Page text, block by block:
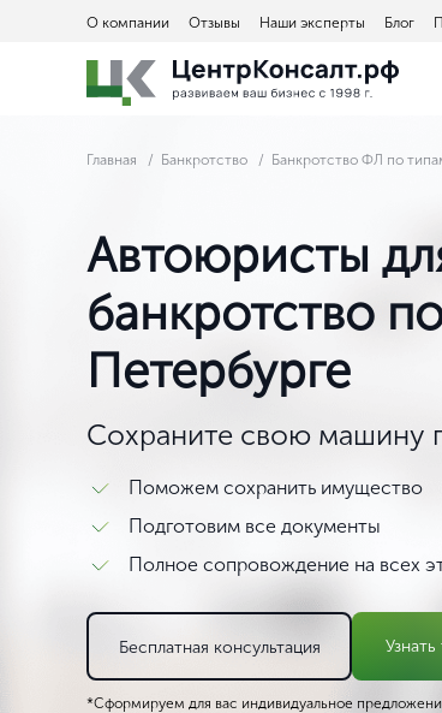
О компании Отзывы Наши эксперты Блог
Главная Банкротство Банкротство ФЛ по
Автоюристы
банкротство
Петербурге
Сохраните свою машину
Поможем сохранить имущество
Подготовим все документы
Полное сопровождение на всех
Бесплатная консультация
*Сформируем для вас индивидуальное